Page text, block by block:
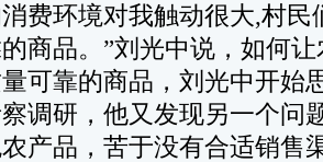
费环境对我触动很大,村民
商品。”刘光中说，如何
可靠的商品，刘光中开始
调研，他又发现另一个问
产品，苦于没有合适销售